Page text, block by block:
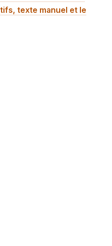
texte manuel et le